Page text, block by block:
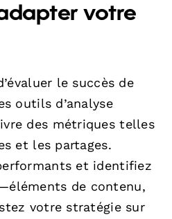
votre
le succès de
outils d’analyse
des métriques telles
et les partages.
et identifiez
de contenu,
votre stratégie sur